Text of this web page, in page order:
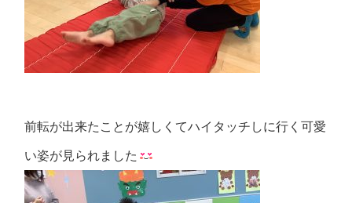
前転が出来たことが嬉しくてハイタッチしに行く可愛
い姿が見られました